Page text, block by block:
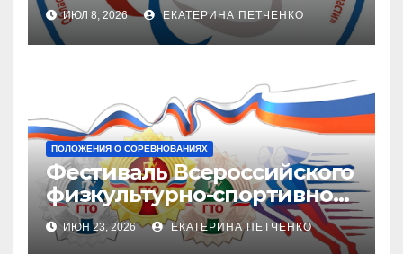
ИЮЛ 8, 2026 ЕКАТЕРИНА ПЕТЧЕНКО
ПОЛОЖЕНИЯ О СОРЕВНОВАНИЯХ
Фестиваль Всероссийского
физкультурно-спортивного
комплекса «Готов в труду и
обороне» (ГТО)
ИЮН 23, 2026 ЕКАТЕРИНА ПЕТЧЕНКО